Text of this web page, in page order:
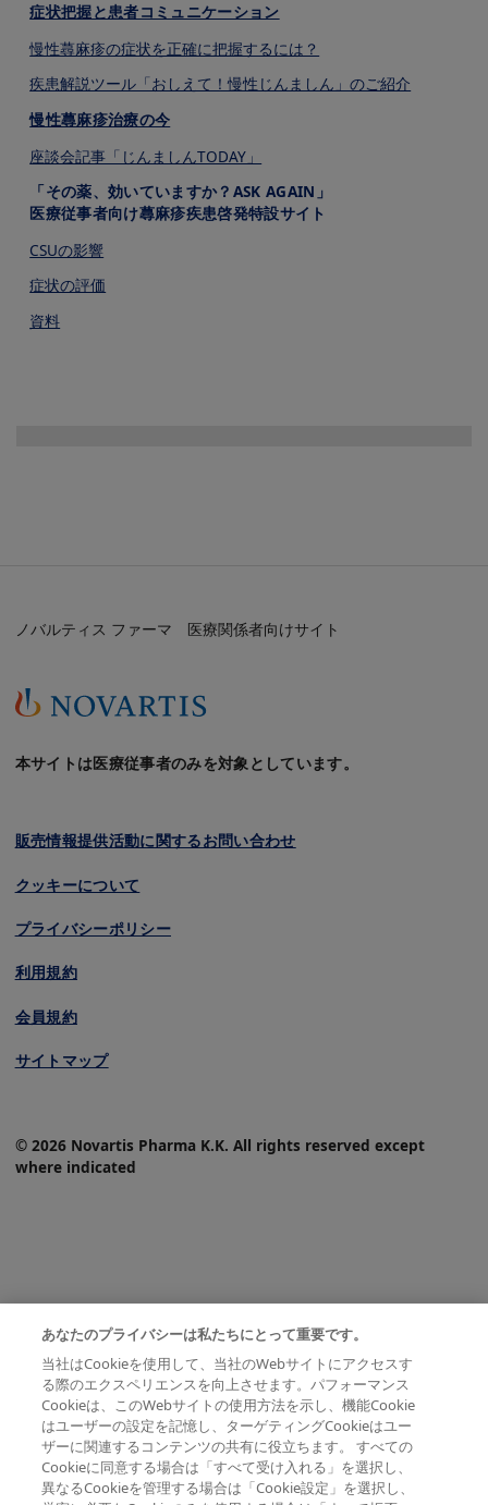
症状把握と患者コミュニケーション
慢性蕁⿇疹の症状を正確に把握するには？
疾患解説ツール「おしえて！慢性じんましん」のご紹介
慢性蕁⿇疹治療の今
座談会記事「じんましんTODAY」
「その薬、効いていますか？ASK AGAIN」
医療従事者向け蕁麻疹疾患啓発特設サイト
CSUの影響
症状の評価
資料
ノバルティス ファーマ 医療関係者向けサイト
本サイトは医療従事者のみを対象としています。
販売情報提供活動に関するお問い合わせ
クッキーについて
プライバシーポリシー
利用規約
会員規約
サイトマップ
© 2026 Novartis Pharma K.K. All rights reserved except
where indicated
あなたのプライバシーは私たちにとって重要です。
当社はCookieを使用して、当社のWebサイトにアクセスす
る際のエクスペリエンスを向上させます。パフォーマンス
Cookieは、このWebサイトの使用方法を示し、機能Cookie
はユーザーの設定を記憶し、ターゲティングCookieはユー
ザーに関連するコンテンツの共有に役立ちます。 すべての
Cookieに同意する場合は「すべて受け入れる」を選択し、
異なるCookieを管理する場合は「Cookie設定」を選択し、